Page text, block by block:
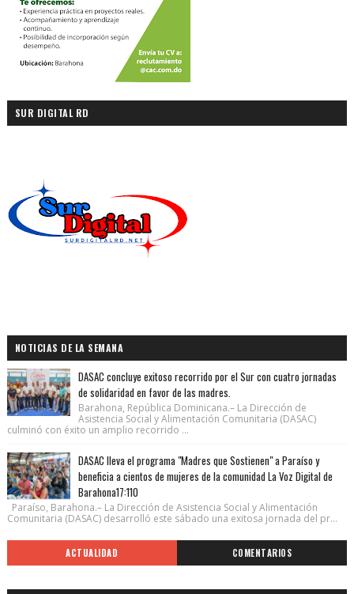
SUR DIGITAL RD
NOTICIAS DE LA SEMANA
DASAC concluye exitoso recorrido por el Sur con cuatro jornadas
de solidaridad en favor de las madres.
Barahona, República Dominicana.– La Dirección de
Asistencia Social y Alimentación Comunitaria (DASAC)
culminó con éxito un amplio recorrido ...
DASAC lleva el programa "Madres que Sostienen" a Paraíso y
beneficia a cientos de mujeres de la comunidad La Voz Digital de
Barahona17:110
Paraíso, Barahona.– La Dirección de Asistencia Social y Alimentación
Comunitaria (DASAC) desarrolló este sábado una exitosa jornada del pr...
ACTUALIDAD COMENTARIOS